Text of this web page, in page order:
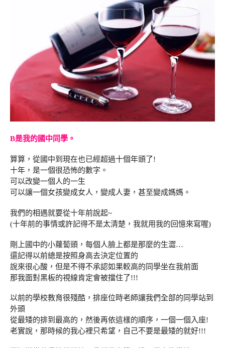
B是我的國中同學。
算算，從國中到現在也已經超過十個年頭了!
十年，是一個很恐怖的數字。
可以改變一個人的一生
可以讓一個女孩變成女人，變成人妻，甚至變成媽媽。
我們的相遇就要從十年前說起~
(十年前的事情或許記得不是太清楚，我就用我的回憶來寫喔)
剛上國中的小蘿蔔頭，每個人臉上都是那麼的生澀…
還記得以前總是按照身高去決定位置的
說來很心酸，但是不得不承認如果較高的同學坐在我前面
那我面對黑板的視線肯定會被擋住了!!!
以前的學校教育很殘酷，排座位時老師讓我們全部的同學站到
外頭
從最矮的排到最高的，然後再依這樣的順序，一個一個入座!
老實說，那時候的我心裡只希望，自己不要是最矮的就好!!!